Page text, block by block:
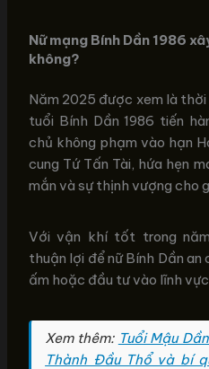
Nữ mạng Bính Dần 1986
không?
Năm 2025 được xem là
tuổi Bính Dần 1986 tiến
chủ không phạm vào hạn
cung Tứ Tấn Tài, hứa hẹn
mắn và sự thịnh vượng cho
Với vận khí tốt trong
thuận lợi để nữ Bính Dần
ấm hoặc đầu tư vào lĩnh
Xem thêm: Tuổi Mậu
Thành Đầu Thổ và bí